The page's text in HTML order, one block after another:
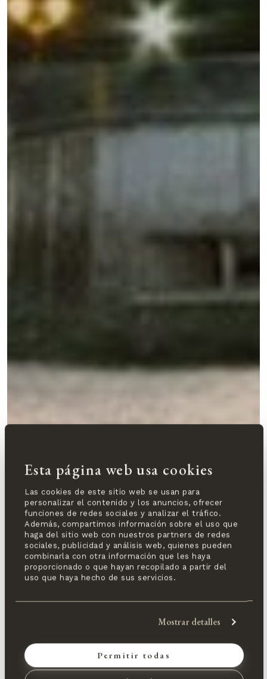
Esta página web usa cookies
Las cookies de este sitio web se usan para
personalizar el contenido y los anuncios, ofrecer
funciones de redes sociales y analizar el tráfico.
Además, compartimos información sobre el uso que
haga del sitio web con nuestros partners de redes
sociales, publicidad y análisis web, quienes pueden
combinarla con otra información que les haya
proporcionado o que hayan recopilado a partir del
uso que haya hecho de sus servicios.
Mostrar detalles
Permitir todas